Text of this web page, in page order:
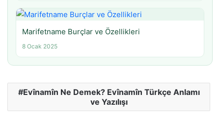
Marifetname Burçlar ve Özellikleri
8 Ocak 2025
Evînamîn Ne Demek? Evînamîn Türkçe Anlamı
ve Yazılışı